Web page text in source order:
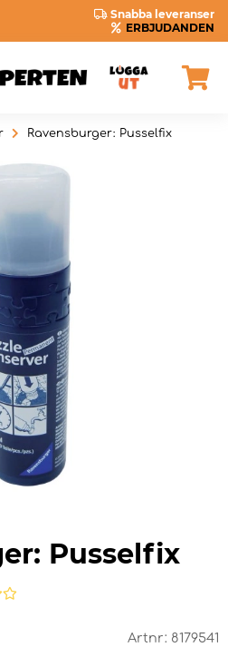
Snabba leveranser
ERBJUDANDEN
Ravensburger: Pusselfix
Pusselfix
Artnr: 8179541